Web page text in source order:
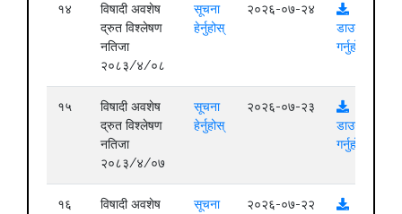
१४
विषादी अवशेष
द्रुत विश्लेषण
नतिजा
२०८३/४/०८
सूचना
हेर्नुहोस्
२०२६-०७-२४
डाउनलोड
गर्नुहोस्
१५
विषादी अवशेष
द्रुत विश्लेषण
नतिजा
२०८३/४/०७
सूचना
हेर्नुहोस्
२०२६-०७-२३
डाउनलोड
गर्नुहोस्
१६
विषादी अवशेष
सूचना
२०२६-०७-२२